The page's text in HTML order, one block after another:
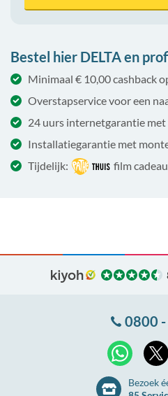
Bestel hier DELTA en
Minimaal € 10,00 cashback
Overstapservice voor een
24 uurs internetgarantie
Installatiegarantie met
Tijdelijk:
film cadeau
0800
WhatsApp
Bezoek